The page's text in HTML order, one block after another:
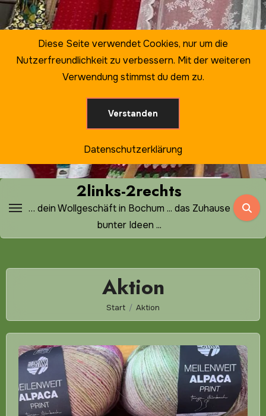
Zum
Inhalt
2links-2rechts
… dein Wollgeschäft in Bochum ... das Zuhause
bunter Ideen ...
Aktion
Start Aktion
Diese Seite verwendet Cookies, nur um die
Nutzerfreundlichkeit zu verbessern. Mit der weiteren
Verwendung stimmst du dem zu.
Verstanden
Datenschutzerklärung